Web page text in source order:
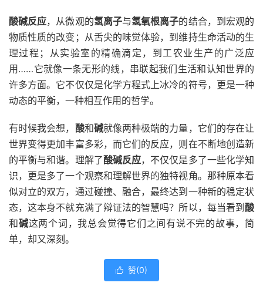
酸碱反应，从微观的氢离子与氢氧根离子的结合，到宏观的
物质性质的改变；从舌尖的味觉体验，到维持生命活动的生
理过程；从实验室的精确滴定，到工农业生产的广泛应
用……它就像一条无形的线，串联起我们生活和认知世界的
许多方面。它不仅仅是化学方程式上冰冷的符号，更是一种
动态的平衡，一种相互作用的哲学。
有时候我会想， 酸和碱就像两种极端的力量，它们的存在让
世界变得更加丰富多彩，而它们的反应，则在不断地创造新
的平衡与和谐。理解了酸碱反应，不仅仅是多了一些化学知
识，更是多了一个观察和理解世界的独特视角。那种原本看
似对立的双方，通过碰撞、融合，最终达到一种新的稳定状
态，这本身不就充满了辩证法的智慧吗？所以，每当看到 酸
和碱这两个词，我总会觉得它们之间有说不完的故事，简
单，却又深刻。
 赞(0)